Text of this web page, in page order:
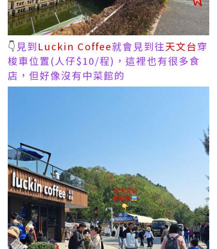
👇 見到Luckin Coffee就會見到往天文台穿
梭車位置(人仔$10/程)，這裡也有很多食
店，但好像沒有中菜館的